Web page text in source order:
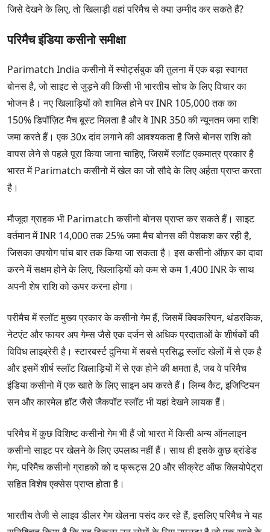
जिसे देखने के लिए, तो खिलाड़ी वहां परिमैच से क्या उम्मीद कर सकते हैं?
परिमैच इंडिया कसीनो समीक्षा
Parimatch India कसीनो में स्पोर्ट्सबुक की तुलना में एक बड़ा स्वागत
बोनस है, जो साइट से जुड़ने की किसी भी भारतीय सोच के लिए विचार का
भोजन है। नए खिलाड़ियों को शामिल होने पर INR 105,000 तक का
150% डिपॉज़िट मैच बूस्ट मिलता है और वे INR 350 की न्यूनतम जमा राशि
जमा करते हैं। एक 30x दांव लगाने की आवश्यकता है जिसे बोनस राशि को
वापस लेने से पहले पूरा किया जाना चाहिए, जिसमें स्लॉट एकमात्र प्रकार है
भारत में Parimatch कसीनो में खेल का जो सौदे के लिए अर्हता प्राप्त करता
है।
मौजूदा ग्राहक भी Parimatch कसीनो बोनस प्राप्त कर सकते हैं। साइट
वर्तमान में INR 14,000 तक 25% जमा मैच बोनस की पेशकश कर रही है,
जिसका उपयोग पांच बार तक किया जा सकता है। इस कसीनो ऑफ़र का दावा
करने में सक्षम होने के लिए, खिलाड़ियों को कम से कम 1,400 INR के साथ
अपनी शेष राशि को ऊपर करना होगा।
परीमैच में स्लॉट मुख्य प्रकार के कसीनो गेम हैं, जिसमें क्विकस्पिन, थंडरकिक,
नेटएंट और फायर अप गेम्स जैसे एक दर्जन से अधिक प्रदाताओं के शीर्षकों की
विविध लाइब्रेरी है। स्टारबर्स्ट दुनिया में सबसे प्रसिद्ध स्लॉट खेलों में से एक है
और इसमें शीर्ष स्लॉट खिलाड़ियों में से एक होने की क्षमता है, जब वे परिमैच
इंडिया कसीनो में एक खाते के लिए साइन अप करते हैं। लिम्ब कैट, इजिप्टियन
सन और कारमेल हॉट जैसे जैकपॉट स्लॉट भी यहां देखने लायक हैं।
परिमैच में कुछ विशिष्ट कसीनो गेम भी हैं जो भारत में किसी अन्य ऑनलाइन
कसीनो साइट पर खेलने के लिए उपलब्ध नहीं हैं। साथ ही इसके कुछ ब्रांडेड
गेम, परिमैच कसीनो ग्राहकों को द फ्रूट्स 20 और सीक्रेट ऑफ क्लियोपेट्रा
सहित विशेष एक्सेस प्राप्त होता है।
भारतीय तेजी से लाइव डीलर गेम खेलना पसंद कर रहे हैं, इसलिए परिमैच ने यह